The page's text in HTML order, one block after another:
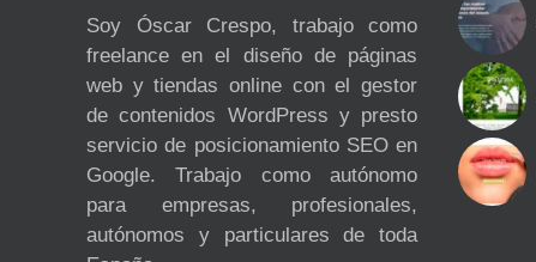
Soy Óscar Crespo, trabajo como
freelance en el diseño de páginas
web y tiendas online con el gestor
de contenidos WordPress y presto
servicio de posicionamiento SEO en
Google. Trabajo como autónomo
para empresas, profesionales,
autónomos y particulares de toda